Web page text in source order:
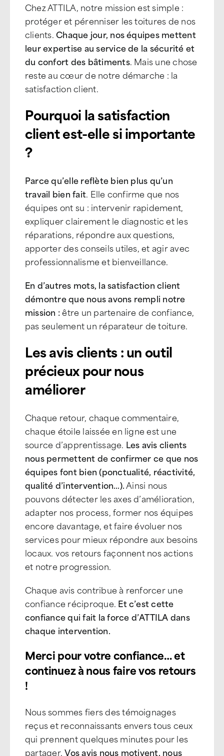
Chez ATTILA, notre mission est simple :
protéger et pérenniser les toitures de nos
clients.Chaque jour, nos équipes mettent
leur expertise au service de la sécurité et
du confort des bâtiments. Mais une chose
reste au cœur de notre démarche : la
satisfaction client.
Pourquoi la satisfaction
client est-elle si importante
?
Parce qu’elle reflète bien plus qu’un
travail bien fait. Elle confirme que nos
équipes ont su : intervenir rapidement,
expliquer clairement le diagnostic et les
réparations, répondre aux questions,
apporter des conseils utiles, et agir avec
professionnalisme et bienveillance.
En d’autres mots, la satisfaction client
démontre que nous avons rempli notre
mission :être un partenaire de confiance,
pas seulement un réparateur de toiture.
Les avis clients : un outil
précieux pour nous
améliorer
Chaque retour, chaque commentaire,
chaque étoile laissée en ligne est une
source d’apprentissage. Les avis clients
nous permettent de confirmer ce que nos
équipes font bien (ponctualité, réactivité,
qualité d’intervention…).Ainsi nous
pouvons détecter les axes d’amélioration,
adapter nos process, former nos équipes
encore davantage, et faire évoluer nos
services pour mieux répondre aux besoins
locaux. vos retours façonnent nos actions
et notre progression.
Chaque avis contribue à renforcer une
confiance réciproque. Et c’est cette
confiance qui fait la force d’ATTILA dans
chaque intervention.
Merci pour votre confiance… et
continuez à nous faire vos retours
!
Nous sommes fiers des témoignages
reçus et reconnaissants envers tous ceux
qui prennent quelques minutes pour les
partager.Vos avis nous motivent, nous